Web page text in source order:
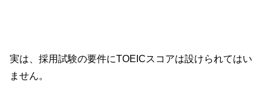
実は、採用試験の要件にTOEICスコアは設けられてはい
ません。